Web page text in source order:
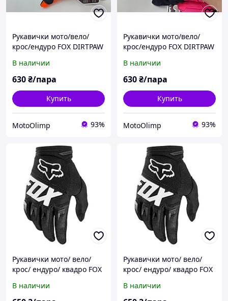
Рукавички мото/вело/
крос/ендуро FOX DIRTPAW
Помаранчевіз чорним р.
XL
В наличии
630₴/пара
Купить
MotoOlimp 93%
Рукавички мото/вело/
крос/ендуро FOX DIRTPAW
рожеві розмір М
В наличии
630₴/пара
Купить
MotoOlimp 93%
Рукавички мото/ вело/
крос/ ендуро/ квадро FOX
В наличии
Рукавички мото/ вело/
крос/ ендуро/ квадро FOX
XL
В наличии